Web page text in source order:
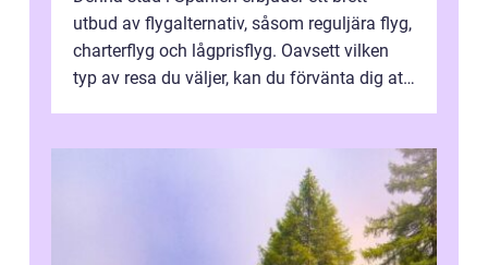
utbud av flygalternativ, såsom reguljära flyg,
charterflyg och lågprisflyg. Oavsett vilken
typ av resa du väljer, kan du förvänta dig att